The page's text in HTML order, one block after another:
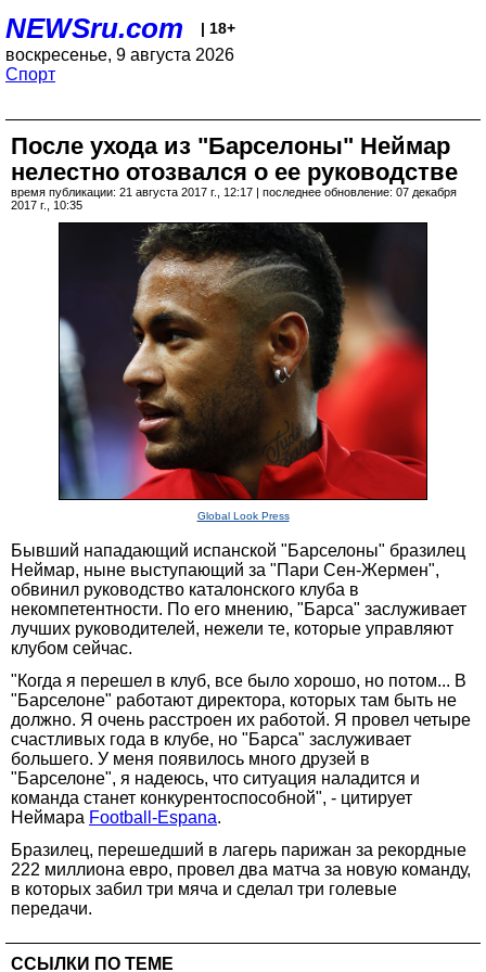
NEWSru.com | 18+
воскресенье, 9 августа 2026
Спорт
После ухода из "Барселоны" Неймар
нелестно отозвался о ее руководстве
время публикации: 21 августа 2017 г., 12:17 | последнее обновление: 07 декабря
2017 г., 10:35
Global Look Press
Бывший нападающий испанской "Барселоны" бразилец
Неймар, ныне выступающий за "Пари Сен-Жермен",
обвинил руководство каталонского клуба в
некомпетентности. По его мнению, "Барса" заслуживает
лучших руководителей, нежели те, которые управляют
клубом сейчас.
"Когда я перешел в клуб, все было хорошо, но потом... В
"Барселоне" работают директора, которых там быть не
должно. Я очень расстроен их работой. Я провел четыре
счастливых года в клубе, но "Барса" заслуживает
большего. У меня появилось много друзей в
"Барселоне", я надеюсь, что ситуация наладится и
команда станет конкурентоспособной", - цитирует
Неймара Football-Espana.
Бразилец, перешедший в лагерь парижан за рекордные
222 миллиона евро, провел два матча за новую команду,
в которых забил три мяча и сделал три голевые
передачи.
ССЫЛКИ ПО ТЕМЕ